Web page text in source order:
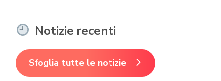
Notizie recenti
Sfoglia tutte le notizie